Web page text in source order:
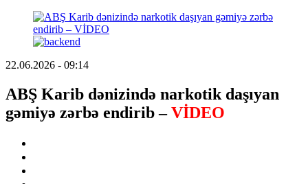
22.06.2026 - 09:14
ABŞ Karib dənizində narkotik daşıyan
gəmiyə zərbə endirib –VİDEO